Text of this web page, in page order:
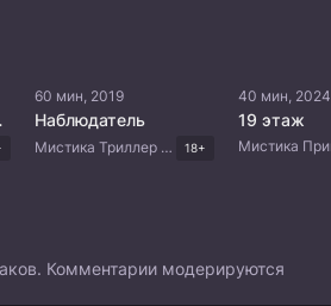
60 мин, 2019
Наблюдатель
Мистика Триллер Драма Корейские дорамы 18+
40 мин, 2024
19 этаж
Комментарии модерируются